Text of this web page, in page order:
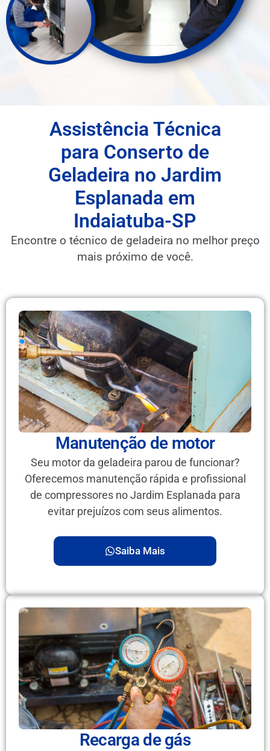
Assistência Técnica
para Conserto de
Geladeira no Jardim
Esplanada em
Indaiatuba-SP
Encontre o técnico de geladeira no melhor preço
mais próximo de você.
Manutenção de motor
Seu motor da geladeira parou de funcionar?
Oferecemos manutenção rápida e profissional
de compressores no Jardim Esplanada para
evitar prejuízos com seus alimentos.
Saiba Mais
Recarga de gás